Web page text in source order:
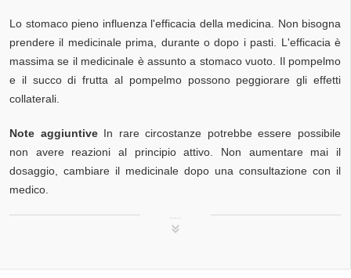
Lo stomaco pieno influenza l'efficacia della medicina. Non bisogna
prendere il medicinale prima, durante o dopo i pasti. L'efficacia è
massima se il medicinale è assunto a stomaco vuoto. Il pompelmo
e il succo di frutta al pompelmo possono peggiorare gli effetti
collaterali.
Note aggiuntiveIn rare circostanze potrebbe essere possibile
non avere reazioni al principio attivo. Non aumentare mai il
dosaggio, cambiare il medicinale dopo una consultazione con il
medico.
.....